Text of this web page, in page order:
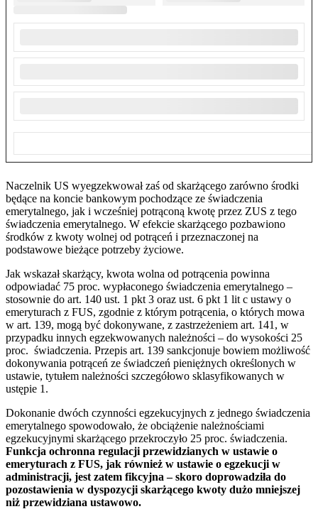
Naczelnik US wyegzekwował zaś od skarżącego zarówno środki
będące na koncie bankowym pochodzące ze świadczenia
emerytalnego, jak i wcześniej potrąconą kwotę przez ZUS z tego
świadczenia emerytalnego. W efekcie skarżącego pozbawiono
środków z kwoty wolnej od potrąceń i przeznaczonej na
podstawowe bieżące potrzeby życiowe.
Jak wskazał skarżący, kwota wolna od potrącenia powinna
odpowiadać 75 proc. wypłaconego świadczenia emerytalnego –
stosownie do art. 140 ust. 1 pkt 3 oraz ust. 6 pkt 1 lit c ustawy o
emeryturach z FUS, zgodnie z którym potrącenia, o których mowa
w art. 139, mogą być dokonywane, z zastrzeżeniem art. 141, w
przypadku innych egzekwowanych należności – do wysokości 25
proc. świadczenia. Przepis art. 139 sankcjonuje bowiem możliwość
dokonywania potrąceń ze świadczeń pieniężnych określonych w
ustawie, tytułem należności szczegółowo sklasyfikowanych w
ustępie 1.
Dokonanie dwóch czynności egzekucyjnych z jednego świadczenia
emerytalnego spowodowało, że obciążenie należnościami
egzekucyjnymi skarżącego przekroczyło 25 proc. świadczenia.
Funkcja ochronna regulacji przewidzianych w ustawie o
emeryturach z FUS, jak również w ustawie o egzekucji w
administracji, jest zatem fikcyjna – skoro doprowadziła do
pozostawienia w dyspozycji skarżącego kwoty dużo mniejszej
niż przewidziana ustawowo.